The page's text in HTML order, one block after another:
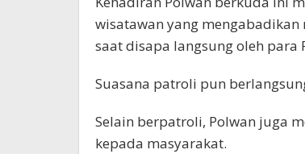
wisatawan yang
saat disapa langsung oleh para
Suasana patroli pun
Selain berpatroli, Polwan juga
kepada masyarakat.